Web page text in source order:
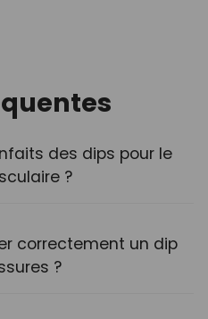
des dips pour le
?
correctement un dip
?